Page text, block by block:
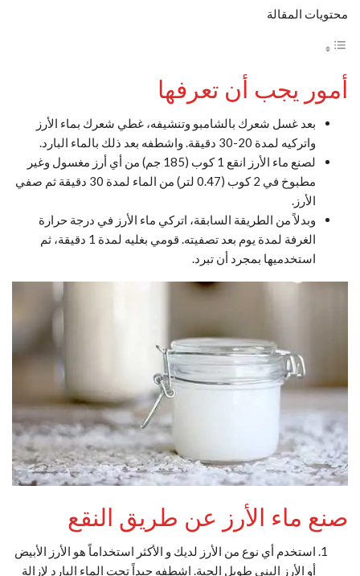
محتويات المقالة
أمور يجب أن تعرفها
بعد غسل شعرك بالشامبو وتنشيفه، غطي شعرك بماء الأرز
واتركيه لمدة 20-30 دقيقة. واشطفه بعد ذلك بالماء البارد.
لصنع ماء الأرز انقع 1 كوب (185 جم) من أي أرز مغسول وغير
مطبوخ في 2 كوب (0.47 لتر) من الماء لمدة 30 دقيقة ثم صفي
الأرز.
وبدلاً من الطريقة السابقة، اتركي ماء الأرز في درجة حرارة
الغرفة لمدة يوم بعد تصفيته. قومي بغليه لمدة 1 دقيقة، ثم
استخدميها بمجرد أن تبرد.
صنع ماء الأرز عن طريق النقع
استخدم أي نوع من الأرز لديك و الأكثر استخداماً هو الأرز الأبيض
أو الأرز البني طويل الحبة. اشطفه جيداً تحت الماء البارد لإزالة